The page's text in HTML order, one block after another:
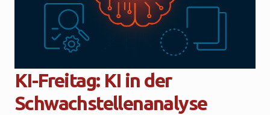
KI-Freitag: KI in der
Schwachstellenanalyse